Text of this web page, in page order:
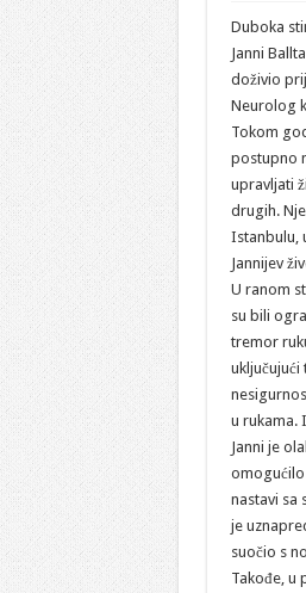
Duboka
Janni
doživio
Neurolog
Tokom
postupno
upravljati
drugih.
Istanbulu,
Jannijev
U ranom
su bili
tremor
uključujući
u rukama.
Janni je
omogućilo
nastavi sa
je
suočio s
Takođe, u